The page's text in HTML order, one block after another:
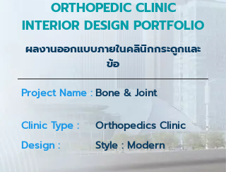
ORTHOPEDIC CLINIC
INTERIOR DESIGN PORTFOLIO
ผลงานออกแบบภายในคลินิกกระดูกและ
ข้อ
Project Name : Bone & Joint
Clinic Type :
Orthopedics Clinic
Design :
Style : Modern